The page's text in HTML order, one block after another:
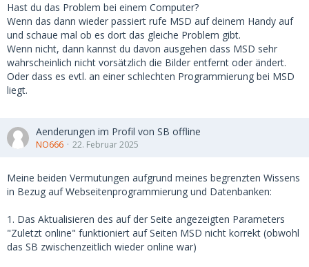
Hast du das Problem bei einem Computer?
Wenn das dann wieder passiert rufe MSD auf deinem Handy auf
und schaue mal ob es dort das gleiche Problem gibt.
Wenn nicht, dann kannst du davon ausgehen dass MSD sehr
wahrscheinlich nicht vorsätzlich die Bilder entfernt oder ändert.
Oder dass es evtl. an einer schlechten Programmierung bei MSD
liegt.
Aenderungen im Profil von SB offline
NO666 22. Februar 2025
Meine beiden Vermutungen aufgrund meines begrenzten Wissens
in Bezug auf Webseitenprogrammierung und Datenbanken:
1. Das Aktualisieren des auf der Seite angezeigten Parameters
"Zuletzt online" funktioniert auf Seiten MSD nicht korrekt (obwohl
das SB zwischenzeitlich wieder online war)